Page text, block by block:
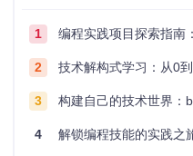
1 编程实践项目探索指南：从零构
2 技术解构式学习：从0到1构建你
3 构建自己的技术世界：build-your-own-x
4 解锁编程技能的实践之旅：从零构